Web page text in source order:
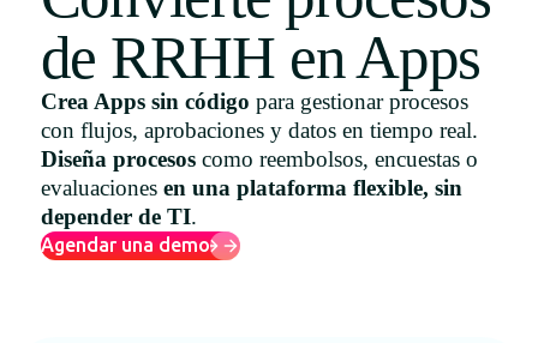
Uruguay
USA
Español
English
de RRHH en Apps
Crea Apps sin código para gestionar procesos
con flujos, aprobaciones y datos en tiempo real.
Diseña procesoscomo reembolsos, encuestas o
evaluaciones en una plataforma flexible, sin
depender de TI.
Agendar una demo